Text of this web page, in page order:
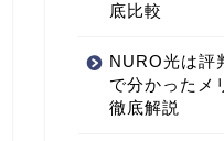
底比較
NURO光は評
で分かったメ
徹底解説